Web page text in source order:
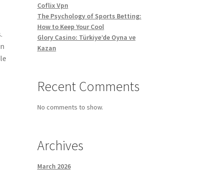
Coflix Vpn
The Psychology of Sports Betting:
How to Keep Your Cool
Glory Casino: Türkiye’de Oyna ve
Kazan
Recent Comments
No comments to show.
Archives
March 2026